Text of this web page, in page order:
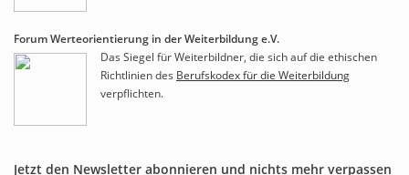
Forum Werteorientierung in der Weiterbildung e.V.
Das Siegel für Weiterbildner, die sich auf die ethischen
Richtlinien des Berufskodex für die Weiterbildung
verpflichten.
Jetzt den Newsletter abonnieren und nichts mehr verpassen